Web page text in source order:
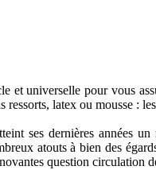
et universelle pour vous
latex ou mousse :
ses dernières années
atouts à bien des
question circulation